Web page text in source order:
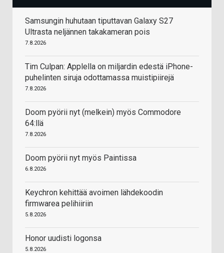
Samsungin huhutaan tiputtavan Galaxy S27
Ultrasta neljännen takakameran pois
7.8.2026
Tim Culpan: Applella on miljardin edestä iPhone-
puhelinten siruja odottamassa muistipiirejä
7.8.2026
Doom pyörii nyt (melkein) myös Commodore
64:llä
7.8.2026
Doom pyörii nyt myös Paintissa
6.8.2026
Keychron kehittää avoimen lähdekoodin
firmwarea pelihiiriin
5.8.2026
Honor uudisti logonsa
5.8.2026